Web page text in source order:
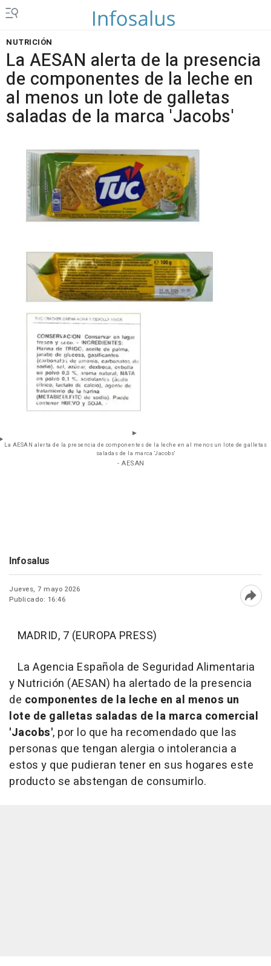
NUTRICIÓN
La AESAN alerta de la presencia
de componentes de la leche en
al menos un lote de galletas
saladas de la marca 'Jacobs'
La AESAN alerta de la presencia de componentes de la leche en al menos un lote de galletas
saladas de la marca 'Jacobs'
- AESAN
Infosalus
Jueves, 7 mayo 2026
Publicado: 16:46
MADRID, 7 (EUROPA PRESS)
La Agencia Española de Seguridad Alimentaria
y Nutrición (AESAN) ha alertado de la presencia
de componentes de la leche en al menos un
lote de galletas saladas de la marca comercial
'Jacobs', por lo que ha recomendado que las
personas que tengan alergia o intolerancia a
estos y que pudieran tener en sus hogares este
producto se abstengan de consumirlo.